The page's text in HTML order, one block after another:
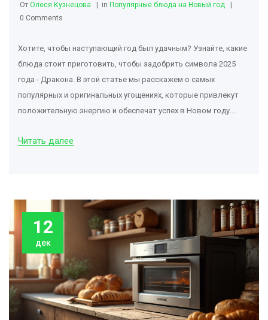
От Олеся Кузнецова in Популярные блюда на Новый год
0 Comments
Хотите, чтобы наступающий год был удачным? Узнайте, какие
блюда стоит приготовить, чтобы задобрить символа 2025
года - Дракона. В этой статье мы расскажем о самых
популярных и оригинальных угощениях, которые привлекут
положительную энергию и обеспечат успех в Новом году.
и откройте для себя кулинарные секреты приготовления
Читать далее
12
дек